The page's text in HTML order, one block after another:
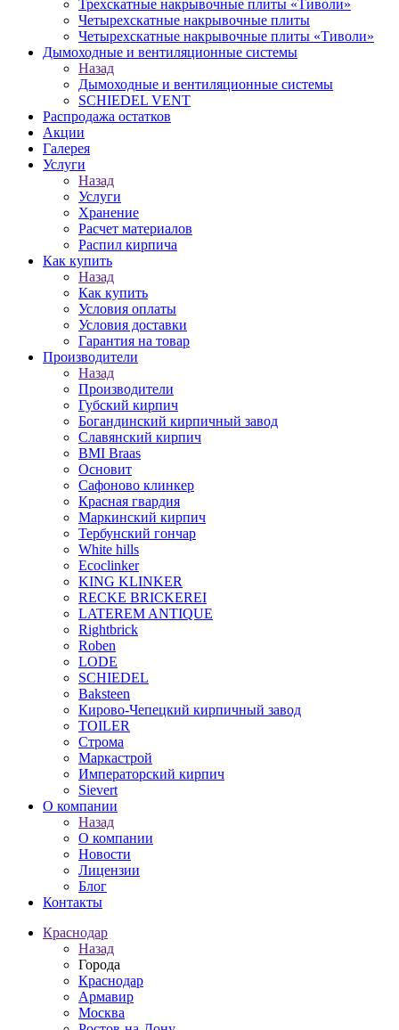
Трехскатные накрывочные плиты «Тиволи»
Четырехскатные накрывочные плиты
Четырехскатные накрывочные плиты «Тиволи»
Дымоходные и вентиляционные системы
Назад
Дымоходные и вентиляционные системы
SCHIEDEL VENT
Распродажа остатков
Акции
Галерея
Услуги
Назад
Услуги
Хранение
Расчет материалов
Распил кирпича
Как купить
Назад
Как купить
Условия оплаты
Условия доставки
Гарантия на товар
Производители
Назад
Производители
Губский кирпич
Богандинский кирпичный завод
Славянский кирпич
BMI Braas
Основит
Сафоново клинкер
Красная гвардия
Маркинский кирпич
Тербунский гончар
White hills
Ecoclinker
KING KLINKER
RECKE BRICKEREI
LATEREM ANTIQUE
Rightbrick
Roben
LODE
SCHIEDEL
Baksteen
Кирово-Чепецкий кирпичный завод
TOILER
Строма
Маркастрой
Императорский кирпич
Sievert
О компании
Назад
О компании
Новости
Лицензии
Блог
Контакты
Краснодар
Назад
Города
Краснодар
Армавир
Москва